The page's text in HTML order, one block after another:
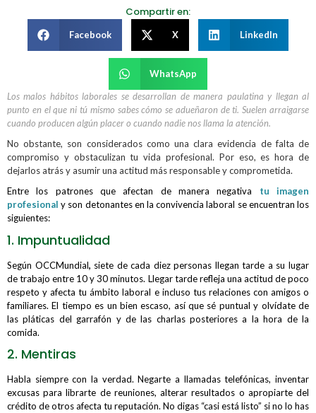
Compartir en:
Facebook X LinkedIn
WhatsApp
Los malos hábitos laborales se desarrollan de manera paulatina y llegan al
punto en el que ni tú mismo sabes cómo se adueñaron de ti. Suelen arraigarse
cuando producen algún placer o cuando nadie nos llama la atención.
No obstante, son considerados como una clara evidencia de falta de
compromiso y obstaculizan tu vida profesional. Por eso, es hora de
dejarlos atrás y asumir una actitud más responsable y comprometida.
Entre los patrones que afectan de manera negativa tu imagen
profesional y son detonantes en la convivencia laboral se encuentran los
siguientes:
1. Impuntualidad
Según OCCMundial, siete de cada diez personas llegan tarde a su lugar
de trabajo entre 10 y 30 minutos. Llegar tarde refleja una actitud de poco
respeto y afecta tu ámbito laboral e incluso tus relaciones con amigos o
familiares. El tiempo es un bien escaso, así que sé puntual y olvídate de
las pláticas del garrafón y de las charlas posteriores a la hora de la
comida.
2. Mentiras
Habla siempre con la verdad. Negarte a llamadas telefónicas, inventar
excusas para librarte de reuniones, alterar resultados o apropiarte del
crédito de otros afecta tu reputación. No digas “casi está listo” si no lo has